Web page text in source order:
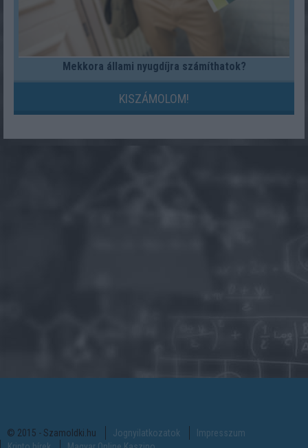
Mekkora állami nyugdíjra számíthatok?
KISZÁMOLOM!
© 2015 - Szamoldki.hu Jognyilatkozatok
Impresszum